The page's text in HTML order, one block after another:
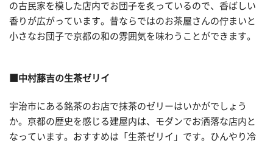
の古民家を模した店内でお団子を炙っているので、香ばしい
香りが広がっています。昔ならではのお茶屋さんの佇まいと
小さなお団子で京都の和の雰囲気を味わうことができます。
■中村藤吉の生茶ゼリイ
宇治市にある銘茶のお店で抹茶のゼリーはいかがでしょう
か。京都の歴史を感じる建屋内は、モダンでお洒落な店内と
なっています。おすすめは「生茶ゼリイ」です。ひんやり冷